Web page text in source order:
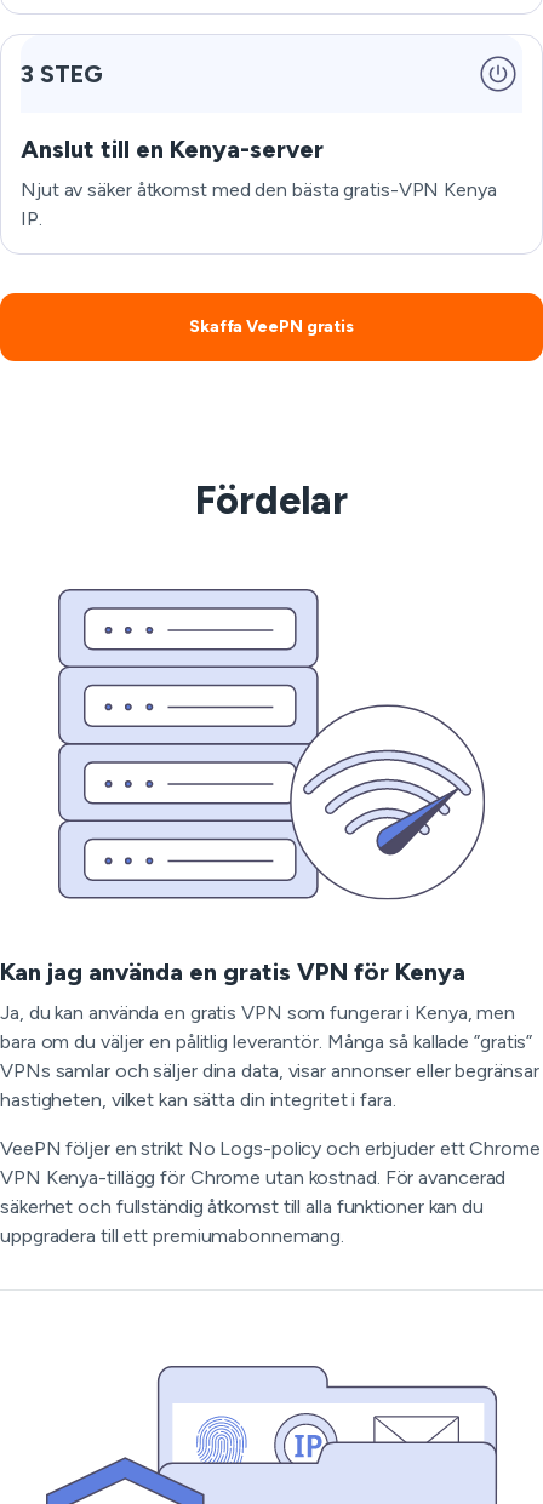
3 STEG
Anslut till en Kenya-server
Njut av säker åtkomst med den bästa gratis-VPN Kenya
IP.
Skaffa VeePN gratis
Fördelar
Kan jag använda en gratis VPN för Kenya
Ja, du kan använda en gratis VPN som fungerar i Kenya, men
bara om du väljer en pålitlig leverantör. Många så kallade ”gratis”
VPNs samlar och säljer dina data, visar annonser eller begränsar
hastigheten, vilket kan sätta din integritet i fara.
VeePN följer en strikt No Logs-policy och erbjuder ett Chrome
VPN Kenya-tillägg för Chrome utan kostnad. För avancerad
säkerhet och fullständig åtkomst till alla funktioner kan du
uppgradera till ett premiumabonnemang.